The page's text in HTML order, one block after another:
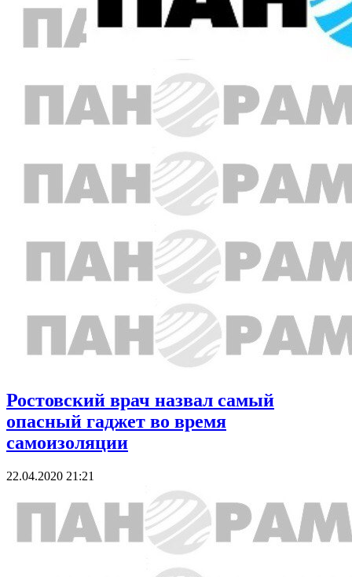
Ростовский врач назвал самый
опасный гаджет во время
самоизоляции
22.04.2020 21:21